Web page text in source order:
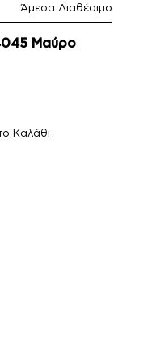
Άμεσα Διαθέσιμο
Μαύρο
Καλάθι